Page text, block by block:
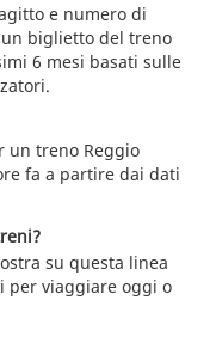
e numero di
biglietto del treno
6 mesi basati sulle
un treno Reggio
fa a partire dai dati
su questa linea
viaggiare oggi o